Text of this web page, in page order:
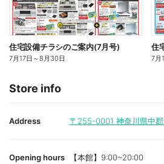
住宅設備チラシのご案内(7月号)
7月17日 ～8月30日
住
7月
Store info
Address 〒255-0001 神奈川県中
Opening hours
【本館】9:00~20:00